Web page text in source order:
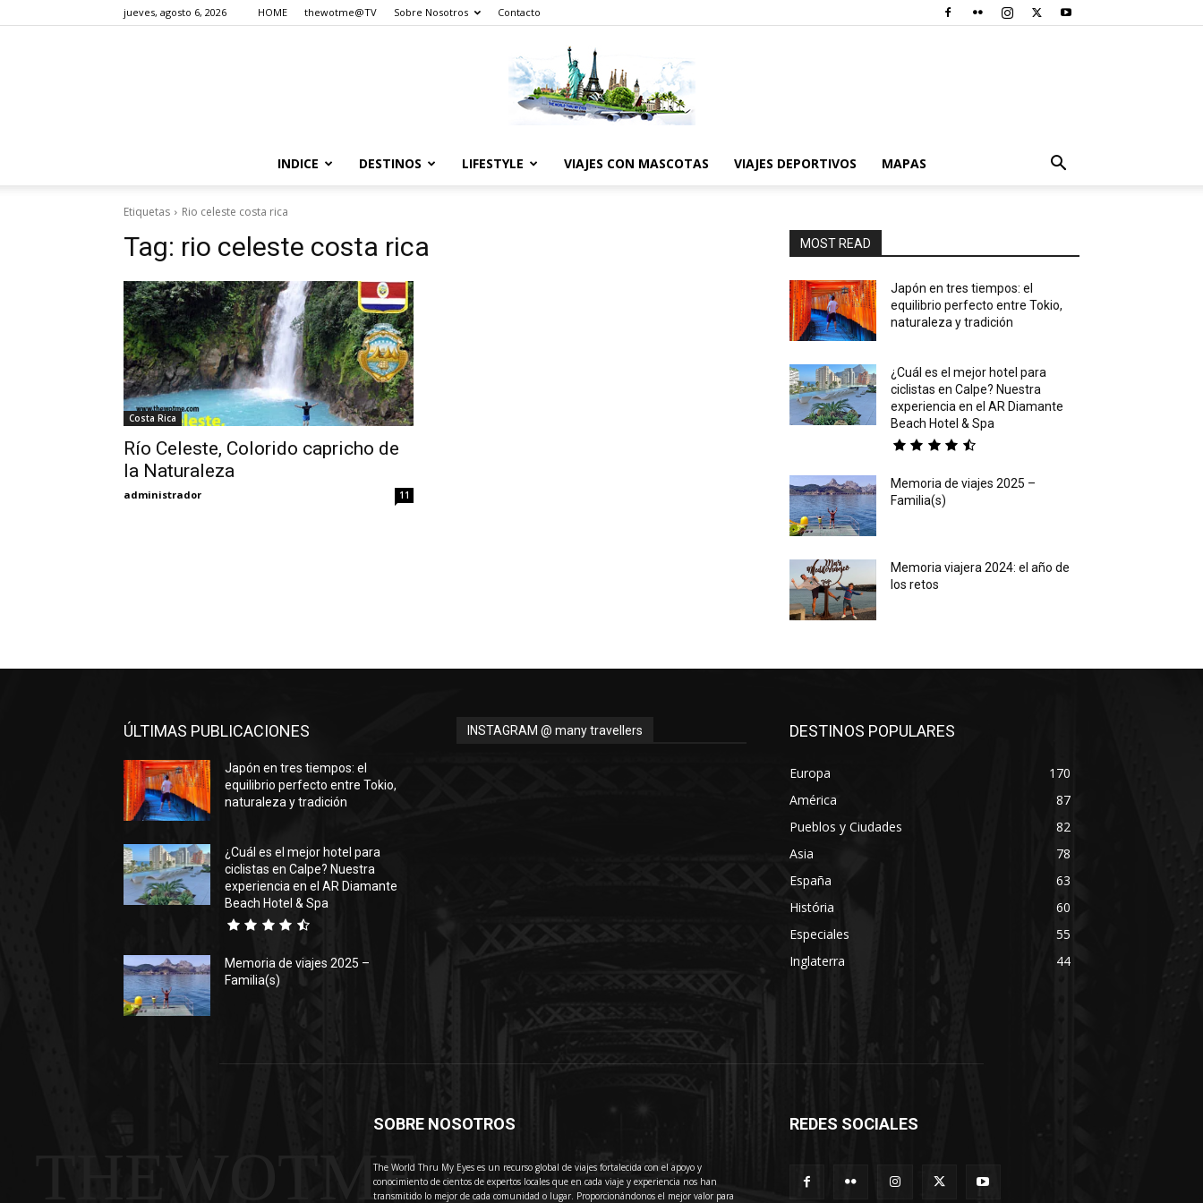
jueves, agosto 6, 2026 HOME thewotme@TV Sobre Nosotros Contacto
INDICE DESTINOS LIFESTYLE VIAJES CON MASCOTAS VIAJES DEPORTIVOS MAPAS
Etiquetas Rio celeste costa rica
Tag: rio celeste costa rica
Costa Rica
Río Celeste, Colorido capricho de
la Naturaleza
administrador 11
MOST READ
Japón en tres tiempos: el
equilibrio perfecto entre Tokio,
naturaleza y tradición
¿Cuál es el mejor hotel para
ciclistas en Calpe? Nuestra
experiencia en el AR Diamante
Beach Hotel & Spa
Memoria de viajes 2025 –
Familia(s)
Memoria viajera 2024: el año de
los retos
ÚLTIMAS PUBLICACIONES
Japón en tres tiempos: el
equilibrio perfecto entre Tokio,
naturaleza y tradición
¿Cuál es el mejor hotel para
ciclistas en Calpe? Nuestra
experiencia en el AR Diamante
Beach Hotel & Spa
Memoria de viajes 2025 –
Familia(s)
INSTAGRAM @ many travellers DESTINOS POPULARES
Europa
170
América
87
Pueblos y Ciudades
82
Asia
78
España
63
História
60
Especiales
55
Inglaterra
44
THEWOTME
SOBRE NOSOTROS
The World Thru My Eyes es un recurso global de viajes fortalecida con el apoyo y
conocimiento de cientos de expertos locales que en cada viaje y experiencia nos han
transmitido lo mejor de cada comunidad o lugar. Proporcionándonos el mejor valor para
REDES SOCIALES